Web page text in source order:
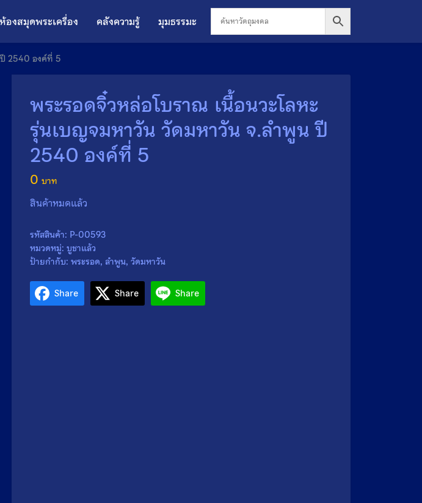
ห้องสมุดพระเครื่อง คลังความรู้ มุมธรรมะ
ปี 2540 องค์ที่ 5
พระรอดจิ๋วหล่อโบราณ เนื้อนวะโลหะ
รุ่นเบญจมหาวัน วัดมหาวัน จ.ลำพูน ปี
2540 องค์ที่ 5
0
สินค้าหมดแล้ว
รหัสสินค้า: P-00593
หมวดหมู่: บูชาแล้ว
ป้ายกำกับ: พระรอด, ลำพูน, วัดมหาวัน
Share Share Share